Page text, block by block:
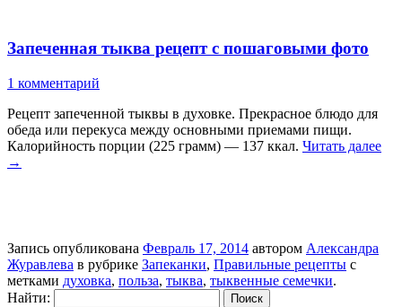
Запеченная тыква рецепт с пошаговыми фото
1 комментарий
Рецепт запеченной тыквы в духовке. Прекрасное блюдо для
обеда или перекуса между основными приемами пищи.
Калорийность порции (225 грамм) — 137 ккал. Читать далее
→
Запись опубликована Февраль 17, 2014 автором Александра
Журавлева в рубрике Запеканки, Правильные рецепты с
метками духовка, польза, тыква, тыквенные семечки.
Найти: